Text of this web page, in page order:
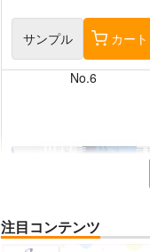
サンプル カート
No.6
注目コンテンツ